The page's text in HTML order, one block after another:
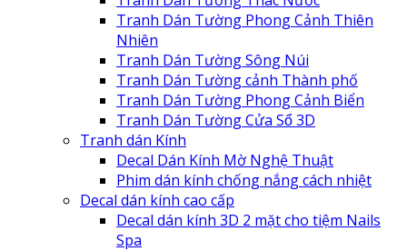
Tranh Dán Tường Phong Cảnh Thiên
Nhiên
Tranh Dán Tường Sông Núi
Tranh Dán Tường cảnh Thành phố
Tranh Dán Tường Phong Cảnh Biển
Tranh Dán Tường Cửa Sổ 3D
Tranh dán Kính
Decal Dán Kính Mờ Nghệ Thuật
Phim dán kính chống nắng cách nhiệt
Decal dán kính cao cấp
Decal dán kính 3D 2 mặt cho tiệm Nails
Spa